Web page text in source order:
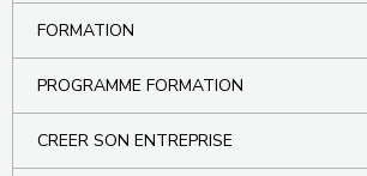
FORMATION
PROGRAMME FORMATION
CREER SON ENTREPRISE